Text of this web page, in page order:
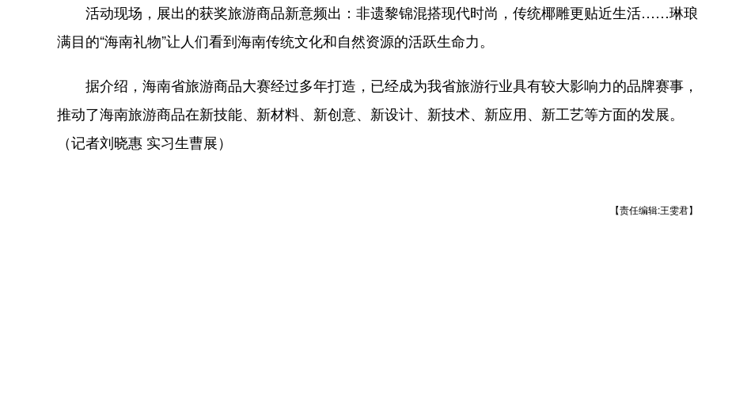
活动现场，展出的获奖旅游商品新意频出：非遗黎锦混搭现代时尚，传统椰雕更贴近生活……琳琅
满目的“海南礼物”让人们看到海南传统文化和自然资源的活跃生命力。
据介绍，海南省旅游商品大赛经过多年打造，已经成为我省旅游行业具有较大影响力的品牌赛事，
推动了海南旅游商品在新技能、新材料、新创意、新设计、新技术、新应用、新工艺等方面的发展。
（记者刘晓惠 实习生曹展）
【责任编辑:王雯君】